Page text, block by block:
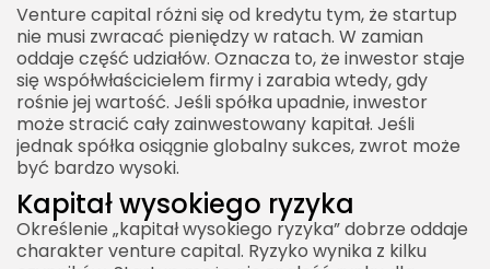
Venture capital różni się od kredytu tym, że startup
nie musi zwracać pieniędzy w ratach. W zamian
oddaje część udziałów. Oznacza to, że inwestor staje
się współwłaścicielem firmy i zarabia wtedy, gdy
rośnie jej wartość. Jeśli spółka upadnie, inwestor
może stracić cały zainwestowany kapitał. Jeśli
jednak spółka osiągnie globalny sukces, zwrot może
być bardzo wysoki.
Kapitał wysokiego ryzyka
Określenie „kapitał wysokiego ryzyka” dobrze oddaje
charakter venture capital. Ryzyko wynika z kilku